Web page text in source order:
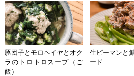
豚団子とモロヘイヤとオク
ラのトロトロスープ（ご
飯）
生ピーマンと
ード